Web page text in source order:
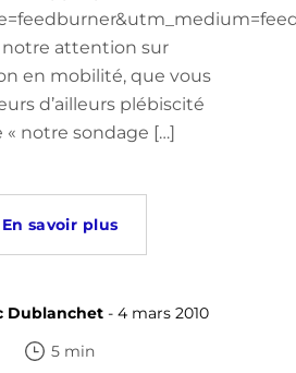
attention sur
en mobilité, que vous
d’ailleurs plébiscité
« notre sondage […]
En savoir plus
Dublanchet - 4 mars 2010
5 min